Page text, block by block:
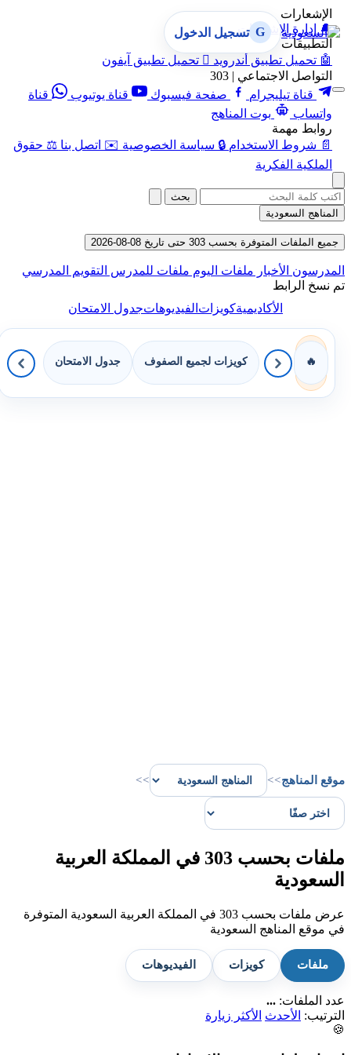
الإشعارات
🔔 إدارة الإشعارات
التطبيقات
🤖 تحميل تطبيق أندرويد  تحميل تطبيق آيفون
التواصل الاجتماعي | 303
قناة تيليجرام
صفحة فيسبوك قناة يوتيوب
قناة
واتساب
بوت المناهج
روابط مهمة
📄 شروط الاستخدام 🔒 سياسة الخصوصية ✉️ اتصل بنا ⚖️ حقوق
الملكية الفكرية
G تسجيل الدخول
بحث
المناهج السعودية
جميع الملفات المتوفرة بحسب 303 حتى تاريخ 08-08-2026
المدرسون الأخبار ملفات اليوم ملفات للمدرس التقويم المدرسي
تم نسخ الرابط
الأكاديميةكويزاتالفيديوهاتجدول الامتحان
🔥 كويزات لجميع الصفوف جدول الامتحان
موقع المناهج>>
>>
ملفات بحسب 303 في المملكة العربية
السعودية
عرض ملفات بحسب 303 في المملكة العربية السعودية المتوفرة
في موقع المناهج السعودية
ملفات كويزات الفيديوهات
عدد الملفات: ...
الترتيب:
الأحدث
الأكثر زيارة
🍪